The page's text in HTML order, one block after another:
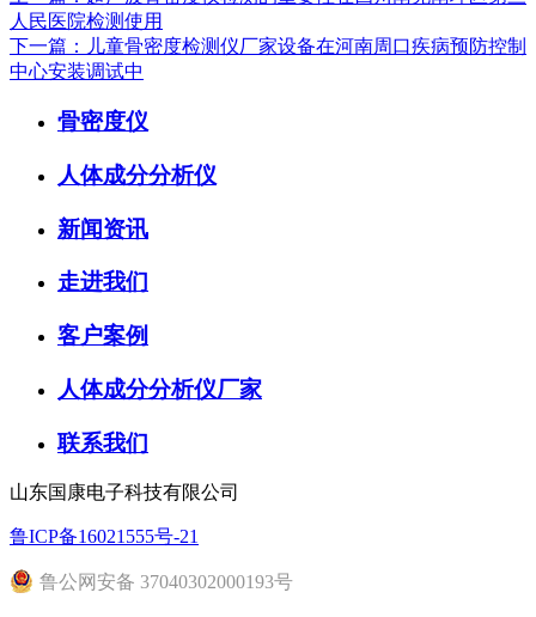
人民医院检测使用
下一篇：儿童骨密度检测仪厂家设备在河南周口疾病预防控制
中心安装调试中
骨密度仪
人体成分分析仪
新闻资讯
走进我们
客户案例
人体成分分析仪厂家
联系我们
山东国康电子科技有限公司
鲁ICP备16021555号-21
鲁公网安备 37040302000193号